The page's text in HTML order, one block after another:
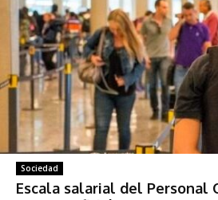
Sociedad
Escala salarial del Personal